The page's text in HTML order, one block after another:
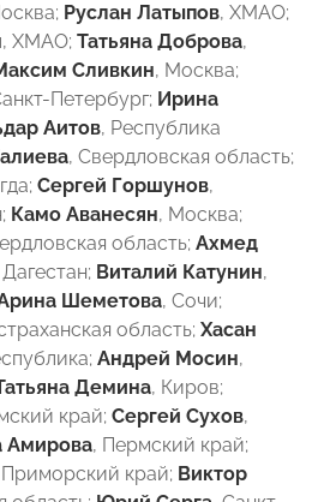
Руслан Латыпов, ХМАО;
, ХМАО; Татьяна Доброва,
Сливкин, Москва;
Петербург; Ирина
Аитов, Республика
, Свердловская область;
Сергей Горшунов,
Камо Аванесян, Москва;
область; Ахмед
Виталий Катунин,
Шеметова, Сочи;
область; Хасан
Андрей Мосин,
Демина, Киров;
край; Сергей Сухов,
Амирова, Пермский край;
Приморский край; Виктор